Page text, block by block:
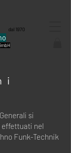
dal 1970
si
nel
Funk-Technik